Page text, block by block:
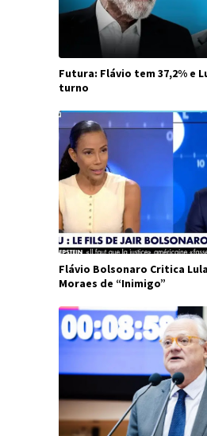
Futura: Flávio tem 37,2% e
turno
Flávio Bolsonaro Critica
Moraes de “Inimigo”